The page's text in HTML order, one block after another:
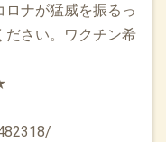
ナが猛威を振るっ
ださい。ワクチン希